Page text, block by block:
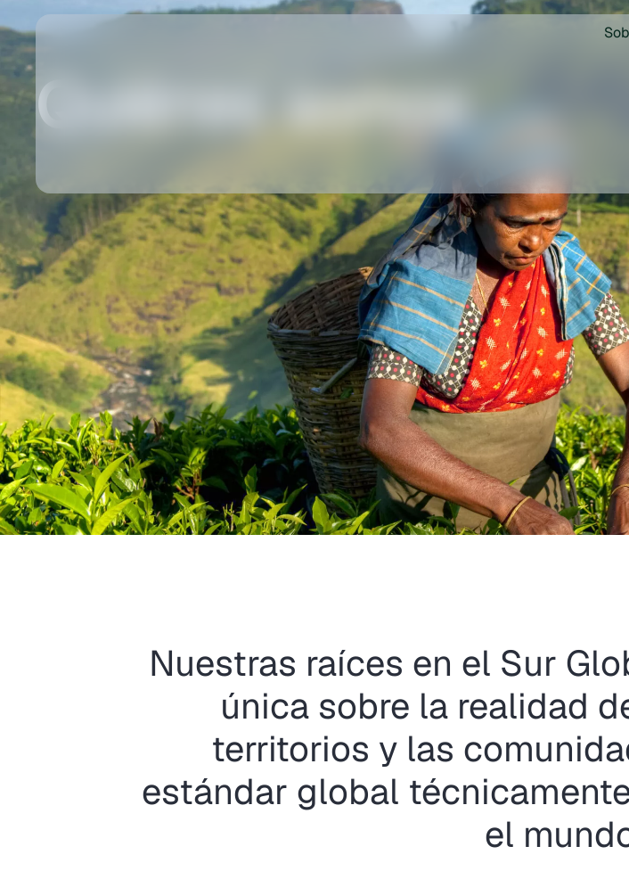
Quiénes somos
Nuestras raíces en el Sur
única sobre la realidad
territorios y las
estándar global
el